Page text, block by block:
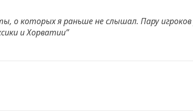
о которых я раньше не слышал. Пару
и Хорватии”